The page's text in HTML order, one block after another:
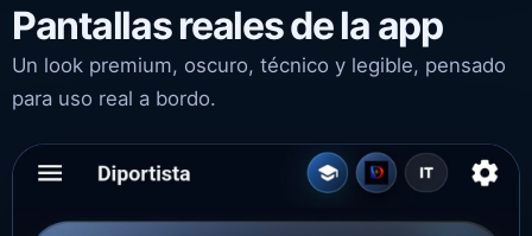
Pantallas reales de la app
Un look premium, oscuro, técnico y legible, pensado
para uso real a bordo.